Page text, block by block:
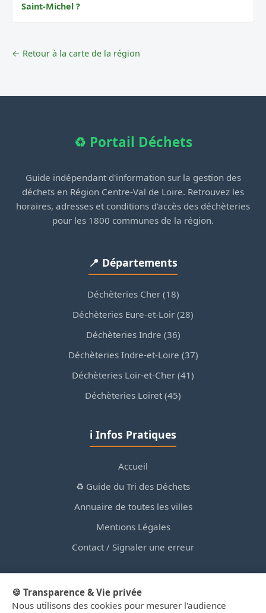
Saint-Michel ?
← Retour à la carte de la région
♻️ Portail Déchets
Guide indépendant d'information sur la gestion des
déchets en Région Centre-Val de Loire. Retrouvez les
horaires, adresses et conditions d'accès des déchèteries
pour les 1800 communes de la région.
📍 Départements
Déchèteries Cher (18)
Déchèteries Eure-et-Loir (28)
Déchèteries Indre (36)
Déchèteries Indre-et-Loire (37)
Déchèteries Loir-et-Cher (41)
Déchèteries Loiret (45)
ℹ️ Infos Pratiques
Accueil
♻️ Guide du Tri des Déchets
Annuaire de toutes les villes
Mentions Légales
Contact / Signaler une erreur
🍪 Transparence & Vie privée
Nous utilisons des cookies pour mesurer l'audience